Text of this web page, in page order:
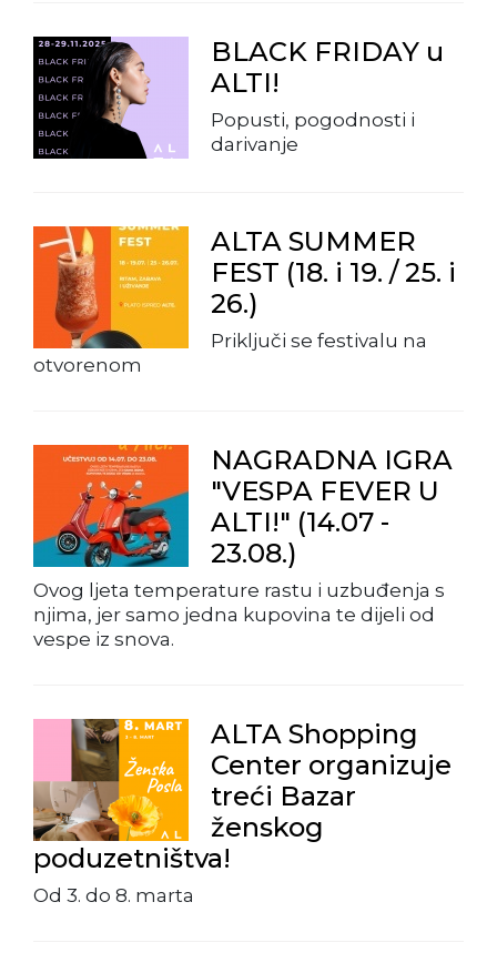
BLACK FRIDAY u
ALTI!
Popusti, pogodnosti i
darivanje
ALTA SUMMER
FEST (18. i 19. / 25. i
26.)
Priključi se festivalu na
otvorenom
NAGRADNA IGRA
"VESPA FEVER U
ALTI!" (14.07 -
23.08.)
Ovog ljeta temperature rastu i uzbuđenja s
njima, jer samo jedna kupovina te dijeli od
vespe iz snova.
ALTA Shopping
Center organizuje
treći Bazar
ženskog
poduzetništva!
Od 3. do 8. marta